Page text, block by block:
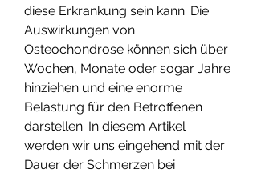
diese Erkrankung sein kann. Die
Auswirkungen von
Osteochondrose können sich über
Wochen, Monate oder sogar Jahre
hinziehen und eine enorme
Belastung für den Betroffenen
darstellen. In diesem Artikel
werden wir uns eingehend mit der
Dauer der Schmerzen bei